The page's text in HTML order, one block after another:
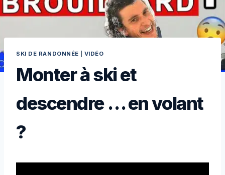
SKI DE RANDONNÉE VIDÉO
Monter à ski et
descendre … en volant
?